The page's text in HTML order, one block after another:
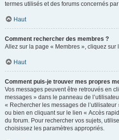
termes utilisés et des forums concernés
Haut
Comment rechercher des membres ?
Allez sur la page « Membres », cliquez
Haut
Comment puis-je trouver mes propres
Vos messages peuvent être retrouvés en
messages » dans le panneau de
« Rechercher les messages de
ou bien en cliquant sur le lien « Accès
du forum. Pour rechercher vos sujets,
choisissez les paramètres appropriés.